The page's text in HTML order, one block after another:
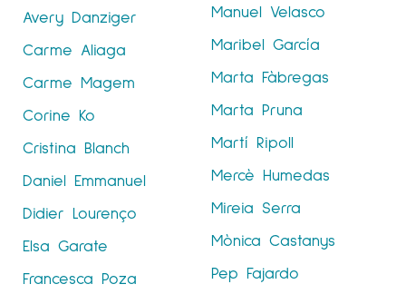
Avery Danziger
Carme Aliaga
Carme Magem
Corine Ko
Cristina Blanch
Daniel Emmanuel
Didier Lourenço
Elsa Garate
Francesca Poza
Manuel Velasco
Maribel García
Marta Fàbregas
Marta Pruna
Martí Ripoll
Mercè Humedas
Mireia Serra
Mònica Castanys
Pep Fajardo